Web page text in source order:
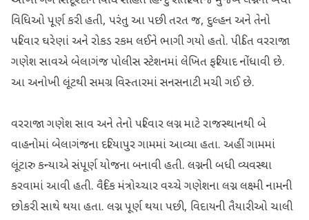
વિધિઓ પૂર્ણ કરી હતી, પરંતુ આ પછી તરત જ, દુલ્હન અને તેનો
પરિવાર ઘરેણાં અને રોકડ રકમ લઈને ભાગી ગયો હતો. પીડિત વરરાજા
ગણેશ સાવએ બેલાગંજ પોલીસ સ્ટેશનમાં લેખિત ફરિયાદ નોંધાવી છે.
આ અનોખી લૂંટથી સમગ્ર વિસ્તારમાં સનસનાટી મચી ગઈ છે.
વરરાજા ગણેશ સાવ અને તેનો પરિવાર લગ્ન માટે રાજસ્થાનથી બે
વાહનોમાં બેલાગંજના દરિયાપુર ગામમાં આવ્યા હતા. અહીં ગામમાં
લૂંટારુ કન્યાએ સંપૂર્ણ યોજના બનાવી હતી. લગ્નની બધી વ્યવસ્થા
કરવામાં આવી હતી. વૈદિક મંત્રોચ્ચાર વચ્ચે ગણેશના લગ્ન લક્ષ્મી નામની
છોકરી સાથે થયા હતા. લગ્ન પૂર્ણ થયા પછી, વિદાયની તૈયારીઓ ચાલી